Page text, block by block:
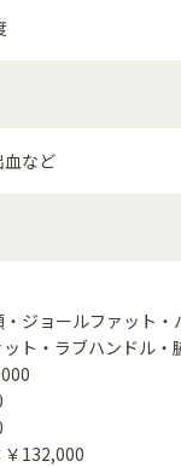
など
ジョールファット・
ト・ラブハンドル・
￥132,000